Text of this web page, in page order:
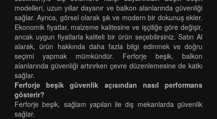
modelleri, uzun yıllar dayanır ve balkon alanlarında güvenliği
sağlar. Ayrıca, görsel olarak şık ve modern bir dokunuş ekler.
Ekonomik fiyatlar, malzeme kalitesine ve işçiliğe göre değişir,
ancak uygun fiyatlarla kaliteli bir ürün seçebilirsiniz. Satın Al
alarak, ürün hakkında daha fazla bilgi edinmek ve doğru
seçimi yapmak mümkündür. Ferforje beşik, balkon
alanlarında güvenliği artırırken çevre düzenlemesine de katkı
sağlar.
Ferforje beşik güvenlik açısından nasıl performans
gösterir?
Ferforje beşik, sağlam yapıları ile dış mekanlarda güvenlik
sağlar.